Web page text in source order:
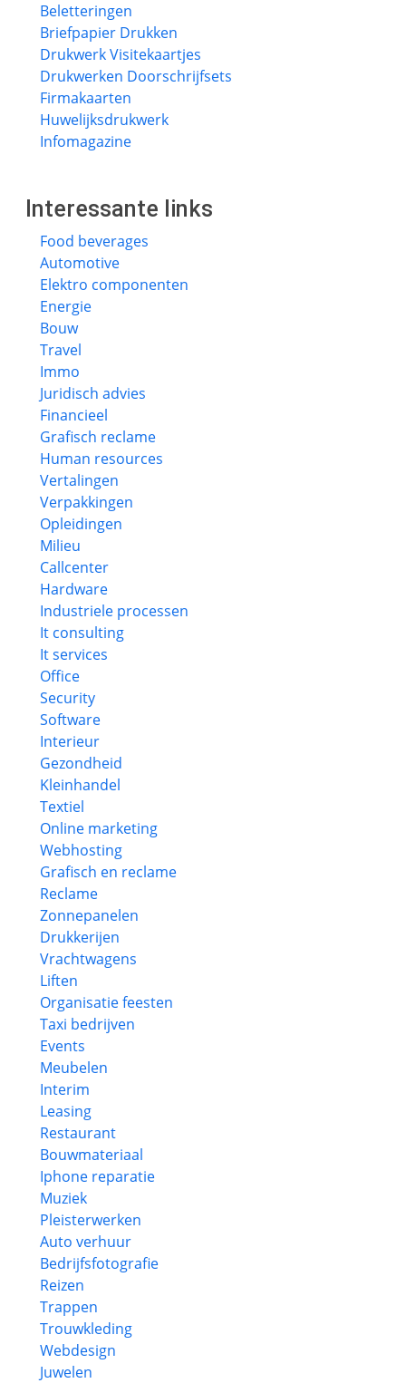
Beletteringen
Briefpapier Drukken
Drukwerk Visitekaartjes
Drukwerken Doorschrijfsets
Firmakaarten
Huwelijksdrukwerk
Infomagazine
Interessante links
Food beverages
Automotive
Elektro componenten
Energie
Bouw
Travel
Immo
Juridisch advies
Financieel
Grafisch reclame
Human resources
Vertalingen
Verpakkingen
Opleidingen
Milieu
Callcenter
Hardware
Industriele processen
It consulting
It services
Office
Security
Software
Interieur
Gezondheid
Kleinhandel
Textiel
Online marketing
Webhosting
Grafisch en reclame
Reclame
Zonnepanelen
Drukkerijen
Vrachtwagens
Liften
Organisatie feesten
Taxi bedrijven
Events
Meubelen
Interim
Leasing
Restaurant
Bouwmateriaal
Iphone reparatie
Muziek
Pleisterwerken
Auto verhuur
Bedrijfsfotografie
Reizen
Trappen
Trouwkleding
Webdesign
Juwelen